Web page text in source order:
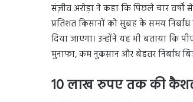
संज़ीव अरोड़ा ने कहा कि पिछले चार वर्षों
प्रतिशत किसानों को सुबह के समय
दिया जाएगा। उन्होंने यह भी बताया
मुनाफा, कम नुकसान और बेहतर निर्बाध
10 लाख रुपए तक की